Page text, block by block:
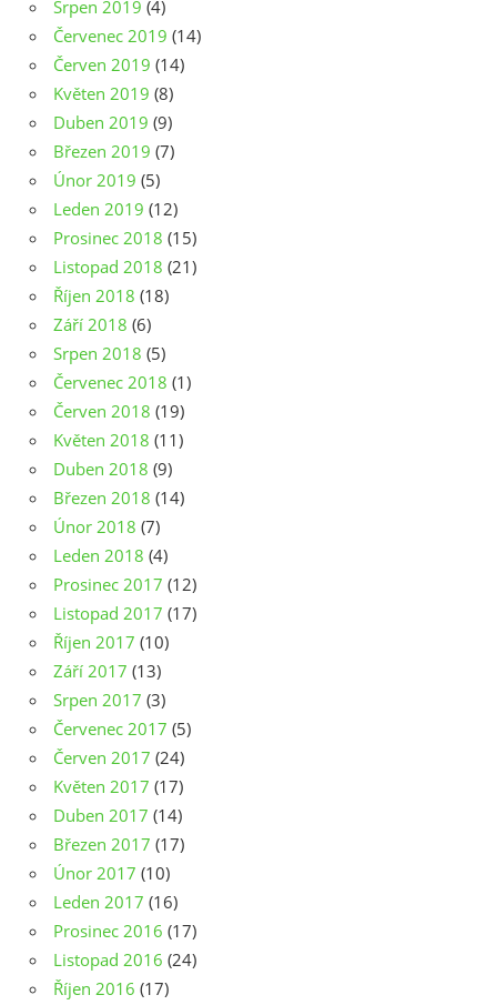
Srpen 2019 (4)
Červenec 2019 (14)
Červen 2019 (14)
Květen 2019 (8)
Duben 2019 (9)
Březen 2019 (7)
Únor 2019 (5)
Leden 2019 (12)
Prosinec 2018 (15)
Listopad 2018 (21)
Říjen 2018 (18)
Září 2018 (6)
Srpen 2018 (5)
Červenec 2018 (1)
Červen 2018 (19)
Květen 2018 (11)
Duben 2018 (9)
Březen 2018 (14)
Únor 2018 (7)
Leden 2018 (4)
Prosinec 2017 (12)
Listopad 2017 (17)
Říjen 2017 (10)
Září 2017 (13)
Srpen 2017 (3)
Červenec 2017 (5)
Červen 2017 (24)
Květen 2017 (17)
Duben 2017 (14)
Březen 2017 (17)
Únor 2017 (10)
Leden 2017 (16)
Prosinec 2016 (17)
Listopad 2016 (24)
Říjen 2016 (17)